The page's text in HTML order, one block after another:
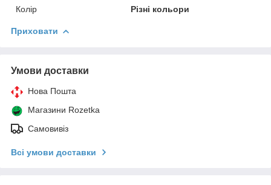
Колір
Різні кольори
Приховати
Умови доставки
Нова Пошта
Магазини Rozetka
Самовивіз
Всі умови доставки